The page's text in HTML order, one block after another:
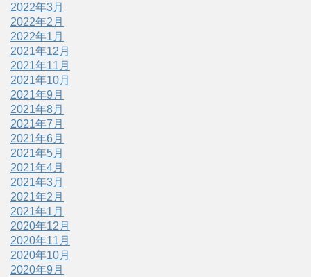
2022年3月
2022年2月
2022年1月
2021年12月
2021年11月
2021年10月
2021年9月
2021年8月
2021年7月
2021年6月
2021年5月
2021年4月
2021年3月
2021年2月
2021年1月
2020年12月
2020年11月
2020年10月
2020年9月